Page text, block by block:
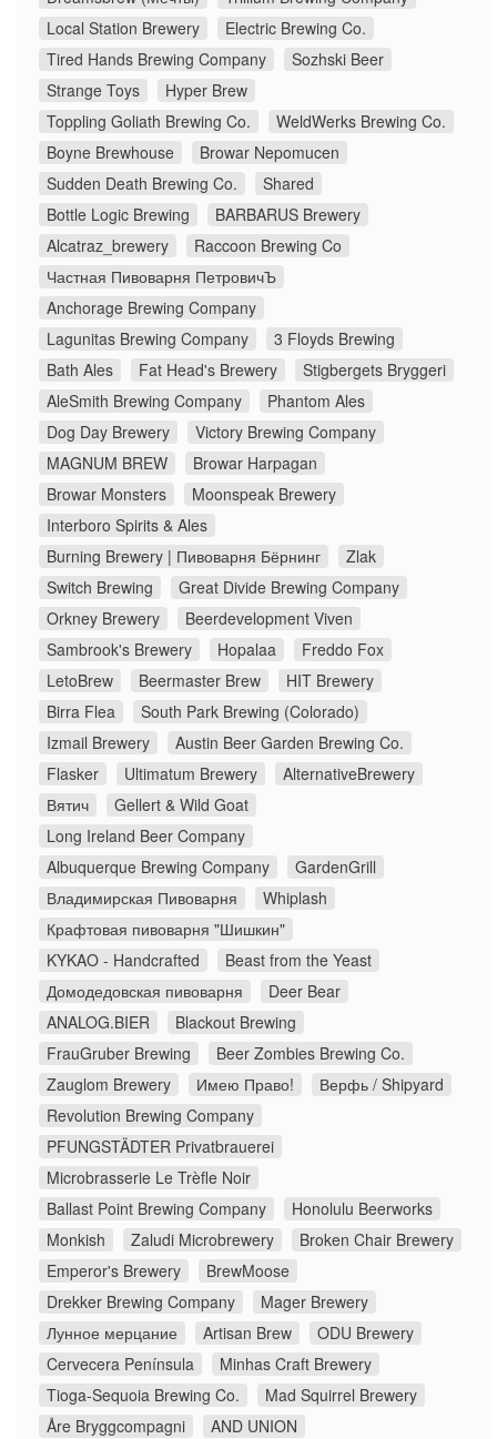
Local Station Brewery
Electric Brewing Co.
Tired Hands Brewing Company
Sozhski Beer
Strange Toys
Hyper Brew
Toppling Goliath Brewing Co.
WeldWerks Brewing Co.
Boyne Brewhouse
Browar Nepomucen
Sudden Death Brewing Co.
Shared
Bottle Logic Brewing
BARBARUS Brewery
Alcatraz_brewery
Raccoon Brewing Co
Частная Пивоварня ПетровичЪ
Anchorage Brewing Company
Lagunitas Brewing Company
3 Floyds Brewing
Bath Ales
Fat Head's Brewery
Stigbergets Bryggeri
AleSmith Brewing Company
Phantom Ales
Dog Day Brewery
Victory Brewing Company
MAGNUM BREW
Browar Harpagan
Browar Monsters
Moonspeak Brewery
Interboro Spirits & Ales
Burning Brewery | Пивоварня Бёрнинг
Zlak
Switch Brewing
Great Divide Brewing Company
Orkney Brewery
Beerdevelopment Viven
Sambrook's Brewery
Hopalaa
Freddo Fox
LetoBrew
Beermaster Brew
HIT Brewery
Birra Flea
South Park Brewing (Colorado)
Izmail Brewery
Austin Beer Garden Brewing Co.
Flasker
Ultimatum Brewery
AlternativeBrewery
Вятич
Gellert & Wild Goat
Long Ireland Beer Company
Albuquerque Brewing Company
GardenGrill
Владимирская Пивоварня
Whiplash
Крафтовая пивоварня "Шишкин"
KYKAO - Handcrafted
Beast from the Yeast
Домодедовская пивоварня
Deer Bear
ANALOG.BIER
Blackout Brewing
FrauGruber Brewing
Beer Zombies Brewing Co.
Zauglom Brewery
Имею Право!
Верфь / Shipyard
Revolution Brewing Company
PFUNGSTÄDTER Privatbrauerei
Microbrasserie Le Trèfle Noir
Ballast Point Brewing Company
Honolulu Beerworks
Monkish
Zaludi Microbrewery
Broken Chair Brewery
Emperor's Brewery
BrewMoose
Drekker Brewing Company
Mager Brewery
Лунное мерцание
Artisan Brew
ODU Brewery
Cervecera Península
Minhas Craft Brewery
Tioga-Sequoia Brewing Co.
Mad Squirrel Brewery
Åre Bryggcompagni
AND UNION